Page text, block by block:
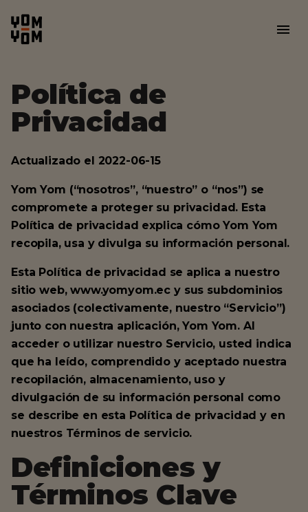
Política de
Privacidad
Actualizado el 2022-06-15
Yom Yom (“nosotros”, “nuestro” o “nos”) se
compromete a proteger su privacidad. Esta
Política de privacidad explica cómo Yom Yom
recopila, usa y divulga su información personal.
Esta Política de privacidad se aplica a nuestro
sitio web, www.yomyom.ec y sus subdominios
asociados (colectivamente, nuestro “Servicio”)
junto con nuestra aplicación, Yom Yom. Al
acceder o utilizar nuestro Servicio, usted indica
que ha leído, comprendido y aceptado nuestra
recopilación, almacenamiento, uso y
divulgación de su información personal como
se describe en esta Política de privacidad y en
nuestros Términos de servicio.
Definiciones y
Términos Clave